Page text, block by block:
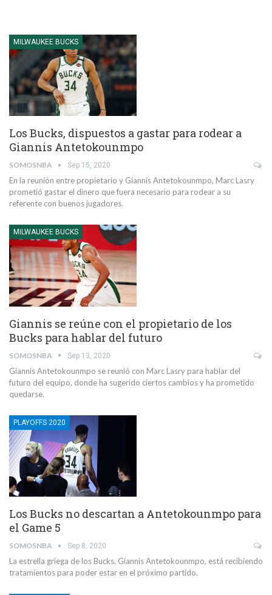
MILWAUKEE BUCKS
Los Bucks, dispuestos a gastar para rodear a
Giannis Antetokounmpo
SOMOSNBA Sep 15, 2020
En la reunión entre propietario y Giannis Antetokounmpo, Marc Lasry
prometió gastar el dinero que fuera necesario para rodear a su
referente con buenos jugadores.
MILWAUKEE BUCKS
Giannis se reúne con el propietario de los
Bucks para hablar del futuro
SOMOSNBA Sep 13, 2020
Giannis Antetokounmpo se reunió con Marc Lasry para hablar del
futuro del equipo, donde ha sugerido ciertos cambios y ha prometido
quedarse.
PLAYOFFS 2020
Los Bucks no descartan a Antetokounmpo para
el Game 5
SOMOSNBA Sep 8, 2020
La estrella griega de los Bucks, Giannis Antetokounmpo, está recibiendo
tratamientos para poder estar en el próximo partido.